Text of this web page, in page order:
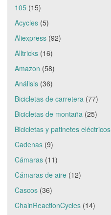
105 (15)
Acycles (5)
Aliexpress (92)
Alltricks (16)
Amazon (58)
Análisis (36)
Bicicletas de carretera (77)
Bicicletas de montaña (25)
Bicicletas y patinetes eléctricos
Cadenas (9)
Cámaras (11)
Cámaras de aire (12)
Cascos (36)
ChainReactionCycles (14)